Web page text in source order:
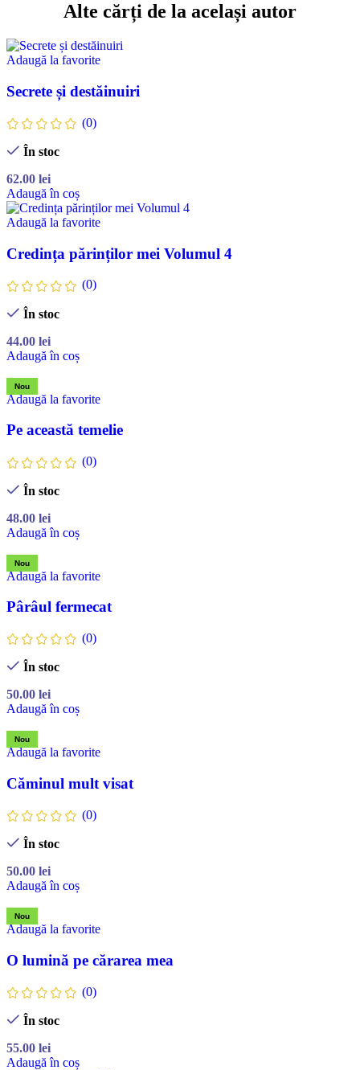
Alte cărți de la același autor
Adaugă la favorite
Secrete și destăinuiri
(0)
În stoc
62.00 lei
Adaugă în coș
Adaugă la favorite
Credința părinților mei Volumul 4
(0)
În stoc
44.00 lei
Adaugă în coș
Nou
Adaugă la favorite
Pe această temelie
(0)
În stoc
48.00 lei
Adaugă în coș
Nou
Adaugă la favorite
Pârâul fermecat
(0)
În stoc
50.00 lei
Adaugă în coș
Nou
Adaugă la favorite
Căminul mult visat
(0)
În stoc
50.00 lei
Adaugă în coș
Nou
Adaugă la favorite
O lumină pe cărarea mea
(0)
În stoc
55.00 lei
Adaugă în coș